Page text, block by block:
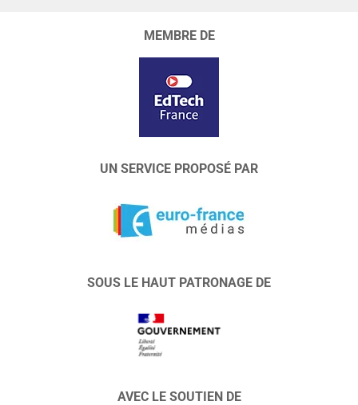
MEMBRE DE
UN SERVICE PROPOSÉ PAR
SOUS LE HAUT PATRONAGE DE
AVEC LE SOUTIEN DE